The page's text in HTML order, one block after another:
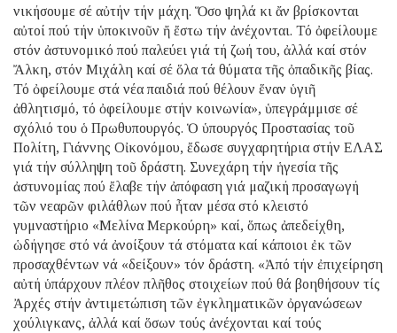
νικήσουμε σέ αὐτήν τήν μάχη. Ὅσο ψηλά κι ἄν βρίσκονται
αὐτοί πού τήν ὑποκινοῦν ἤ ἔστω τήν ἀνέχονται. Τό ὀφείλουμε
στόν ἀστυνομικό πού παλεύει γιά τή ζωή του, ἀλλά καί στόν
Ἄλκη, στόν Μιχάλη καί σέ ὅλα τά θύματα τῆς ὀπαδικῆς βίας.
Τό ὀφείλουμε στά νέα παιδιά πού θέλουν ἕναν ὑγιῆ
ἀθλητισμό, τό ὀφείλουμε στήν κοινωνία», ὑπεγράμμισε σέ
σχόλιό του ὁ Πρωθυπουργός. Ὁ ὑπουργός Προστασίας τοῦ
Πολίτη, Γιάννης Οἰκονόμου, ἔδωσε συγχαρητήρια στήν ΕΛΑΣ
γιά τήν σύλληψη τοῦ δράστη. Συνεχάρη τήν ἡγεσία τῆς
ἀστυνομίας πού ἔλαβε τήν ἀπόφαση γιά μαζική προσαγωγή
τῶν νεαρῶν φιλάθλων πού ἦταν μέσα στό κλειστό
γυμναστήριο «Μελίνα Μερκούρη» καί, ὅπως ἀπεδείχθη,
ὡδήγησε στό νά ἀνοίξουν τά στόματα καί κάποιοι ἐκ τῶν
προσαχθέντων νά «δείξουν» τόν δράστη. «Ἀπό τήν ἐπιχείρηση
αὐτή ὑπάρχουν πλέον πλῆθος στοιχείων πού θά βοηθήσουν τίς
Ἀρχές στήν ἀντιμετώπιση τῶν ἐγκληματικῶν ὀργανώσεων
χούλιγκανς, ἀλλά καί ὅσων τούς ἀνέχονται καί τούς